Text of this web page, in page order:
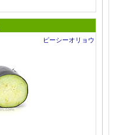
ピーシーオリョウ